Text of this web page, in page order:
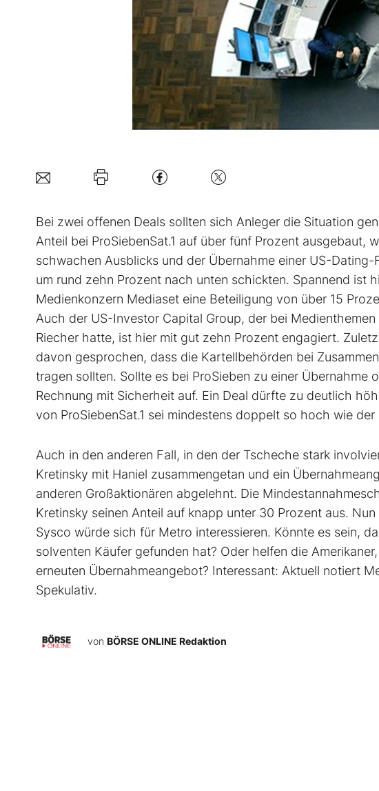
Folgen Sie uns
Kontakt
Bei zwei offenen ­Deals sollten sich Anleger die Situation
Anteil bei ProSiebenSat.1 auf über fünf Prozent ausgebaut,
schwachen Ausblicks und der Übernahme einer US-
um rund zehn Prozent nach unten schickten. Spannend ist
Medienkonzern Mediaset eine Beteiligung von über 15
Auch der US-Investor Capital Group, der bei
Riecher hatte, ist hier mit gut zehn Prozent engagiert.
davon gesprochen, dass die Kartellbehörden bei
tragen sollten. Sollte es bei ProSieben zu einer Übernahme
Rechnung mit Sicherheit auf. Ein Deal dürfte zu deutlich
von ProSiebenSat.1 sei mindestens doppelt so hoch wie
Auch in den anderen Fall, in den der Tscheche stark
Kretinsky mit Haniel zusammengetan und ein
anderen Großaktionären abgelehnt. Die
Kretinsky seinen Anteil auf knapp unter 30 Prozent aus.
Sysco würde sich für Metro interessieren. Könnte es sein,
solventen Käufer gefunden hat? Oder helfen die
erneuten Übernahmeangebot? ­Interessant: Aktuell notiert
Spekulativ.
von BÖRSE ONLINE Redaktion